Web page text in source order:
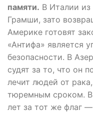
памяти. В Италии
Грамши, зато
Америке готовят
«Антифа» является
безопасности. В
судят за то, что он
лечит людей от
тюремным сроком. В
лет за тот же флаг